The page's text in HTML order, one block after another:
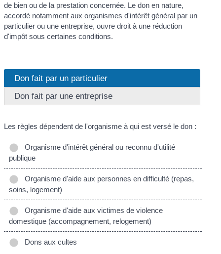
de bien ou de la prestation concernée. Le don en nature,
accordé notamment aux organismes d'intérêt général par un
particulier ou une entreprise, ouvre droit à une réduction
d'impôt sous certaines conditions.
Don fait par un particulier
Don fait par une entreprise
Les règles dépendent de l'organisme à qui est versé le don :
Organisme d'intérêt général ou reconnu d'utilité
publique
Organisme d'aide aux personnes en difficulté (repas,
soins, logement)
Organisme d'aide aux victimes de violence
domestique (accompagnement, relogement)
Dons aux cultes